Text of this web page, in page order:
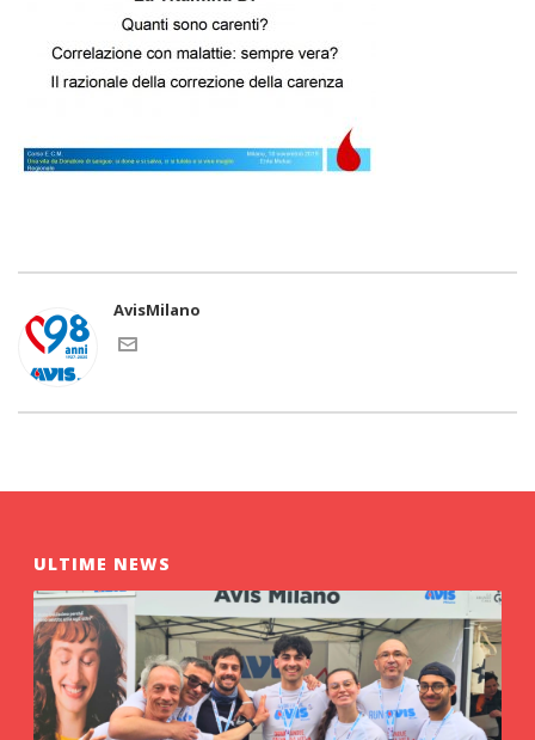
AvisMilano
ULTIME NEWS